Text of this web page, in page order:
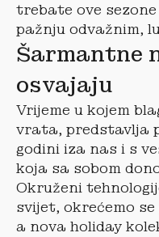
trebate ove
pažnju odvažnim,
Šarmantne
osvajaju
Vrijeme u kojem
vrata, predstavlja
godini iza nas i s
koja sa sobom
Okruženi
svijet, okrećemo
a nova holiday